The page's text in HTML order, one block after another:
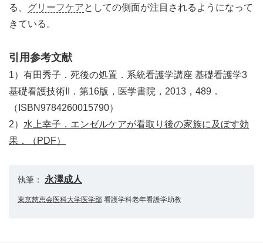
る、
グリーフケアとしての側面が注目されるようになって
きている。
引用参考文献
1）有田秀子．死後の処置．系統看護学講座 基礎看護学3
基礎看護技術II．第16版，医学書院，2013，489．
（ISBN9784260015790）
2） 水上幸子．エンゼルケアが看取り後の家族に及ぼす効
果．（PDF）
執筆： 永澤成人
東京慈恵会医科大学医学部 看護学科老年看護学助教